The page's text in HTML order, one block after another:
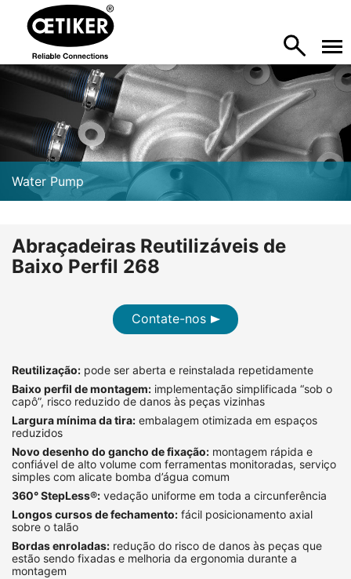
Water Pump
Abraçadeiras Reutilizáveis de
Baixo Perfil 268
Contate-nos
Reutilização: pode ser aberta e reinstalada repetidamente
Baixo perfil de montagem: implementação simplificada “sob o
capô”, risco reduzido de danos às peças vizinhas
Largura mínima da tira: embalagem otimizada em espaços
reduzidos
Novo desenho do gancho de fixação: montagem rápida e
confiável de alto volume com ferramentas monitoradas, serviço
simples com alicate bomba d’água comum
360° StepLess®: vedação uniforme em toda a circunferência
Longos cursos de fechamento: fácil posicionamento axial
sobre o talão
Bordas enroladas: redução do risco de danos às peças que
estão sendo fixadas e melhoria da ergonomia durante a
montagem